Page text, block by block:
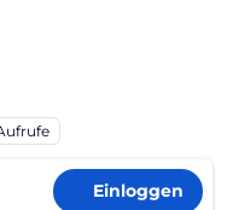
Einloggen